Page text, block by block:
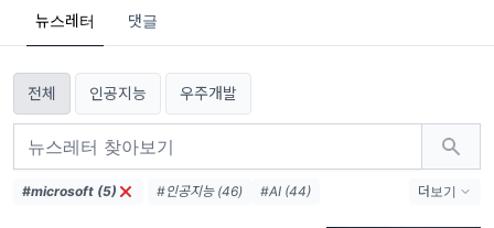
뉴스레터 댓글
전체 인공지능 우주개발
#microsoft (5) #인공지능 (46)
#AI (44)
더보기